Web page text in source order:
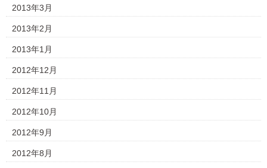
2013年3月
2013年2月
2013年1月
2012年12月
2012年11月
2012年10月
2012年9月
2012年8月